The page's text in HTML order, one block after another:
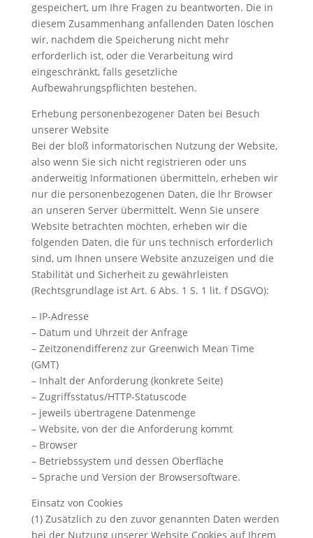
gespeichert, um Ihre Fragen zu beantworten. Die in
diesem Zusammenhang anfallenden Daten löschen
wir, nachdem die Speicherung nicht mehr
erforderlich ist, oder die Verarbeitung wird
eingeschränkt, falls gesetzliche
Aufbewahrungspflichten bestehen.
Erhebung personenbezogener Daten bei Besuch
unserer Website
Bei der bloß informatorischen Nutzung der Website,
also wenn Sie sich nicht registrieren oder uns
anderweitig Informationen übermitteln, erheben wir
nur die personenbezogenen Daten, die Ihr Browser
an unseren Server übermittelt. Wenn Sie unsere
Website betrachten möchten, erheben wir die
folgenden Daten, die für uns technisch erforderlich
sind, um Ihnen unsere Website anzuzeigen und die
Stabilität und Sicherheit zu gewährleisten
(Rechtsgrundlage ist Art. 6 Abs. 1 S. 1 lit. f DSGVO):
– IP-Adresse
– Datum und Uhrzeit der Anfrage
– Zeitzonendifferenz zur Greenwich Mean Time
(GMT)
– Inhalt der Anforderung (konkrete Seite)
– Zugriffsstatus/HTTP-Statuscode
– jeweils übertragene Datenmenge
– Website, von der die Anforderung kommt
– Browser
– Betriebssystem und dessen Oberfläche
– Sprache und Version der Browsersoftware.
Einsatz von Cookies
(1) Zusätzlich zu den zuvor genannten Daten werden
bei der Nutzung unserer Website Cookies auf Ihrem